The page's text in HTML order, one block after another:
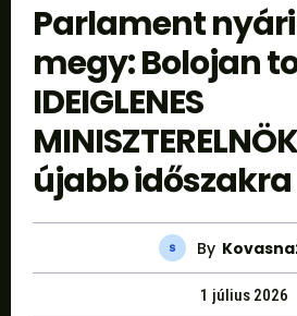
Parlament
megy: Bolojan
IDEIGLENES
újabb időszakra
By
1 július 2026